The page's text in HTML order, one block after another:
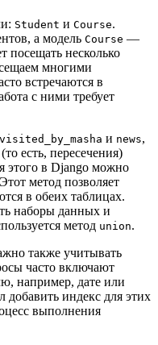
Student и Course.
а модель Course —
посещать несколько
многими
встречаются в
с ними требует
visited_by_masha и news,
есть, пересечения)
этого в Django можно
метод позволяет
в обеих таблицах.
наборы данных и
метод union.
также учитывать
часто включают
например, дате или
добавить индекс для этих
выполнения